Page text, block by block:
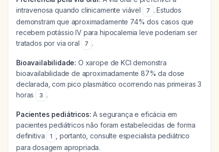
intravenosa quando clinicamente viável
7 . Estudos
demonstram que aproximadamente 74% dos casos que
recebem potássio IV para hipocalemia leve poderiam ser
tratados por via oral
7 .
Bioavailabilidade: O xarope de KCl demonstra
bioavailabilidade de aproximadamente 87% da dose
declarada, com pico plasmático ocorrendo nas primeiras 3
horas
3 .
Pacientes pediátricos: A segurança e eficácia em
pacientes pediátricos não foram estabelecidas de forma
definitiva
1
, portanto, consulte especialista pediátrico
para dosagem apropriada.